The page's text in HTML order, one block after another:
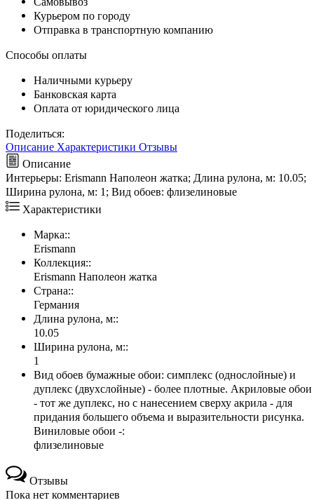
Курьером по городу
Отправка в транспортную компанию
Способы оплаты
Наличными курьеру
Банковская карта
Оплата от юридического лица
Поделиться:
Описание Характеристики Отзывы
Описание
Интерьеры: Erismann Наполеон жатка; Длина рулона, м: 10.05;
Ширина рулона, м: 1; Вид обоев: флизелиновые
Характеристики
Марка::
Erismann
Коллекция::
Erismann Наполеон жатка
Страна::
Германия
Длина рулона, м::
10.05
Ширина рулона, м::
1
Вид обоев бумажные обои: симплекс (однослойные) и
дуплекс (двухслойные) - более плотные. Акриловые обои
- тот же дуплекс, но с нанесением сверху акрила - для
придания большего объема и выразительности рисунка.
Виниловые обои -:
флизелиновые
Отзывы
Пока нет комментариев